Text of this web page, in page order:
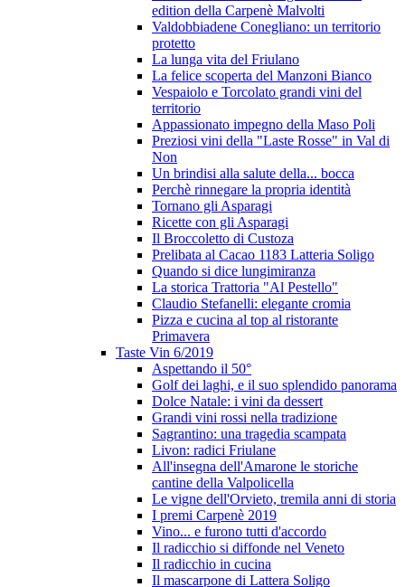
edition della Carpenè Malvolti
Valdobbiadene Conegliano: un territorio
protetto
La lunga vita del Friulano
La felice scoperta del Manzoni Bianco
Vespaiolo e Torcolato grandi vini del
territorio
Appassionato impegno della Maso Poli
Preziosi vini della "Laste Rosse" in Val di
Non
Un brindisi alla salute della... bocca
Perchè rinnegare la propria identità
Tornano gli Asparagi
Ricette con gli Asparagi
Il Broccoletto di Custoza
Prelibata al Cacao 1183 Latteria Soligo
Quando si dice lungimiranza
La storica Trattoria "Al Pestello"
Claudio Stefanelli: elegante cromia
Pizza e cucina al top al ristorante
Primavera
Taste Vin 6/2019
Aspettando il 50°
Golf dei laghi, e il suo splendido panorama
Dolce Natale: i vini da dessert
Grandi vini rossi nella tradizione
Sagrantino: una tragedia scampata
Livon: radici Friulane
All'insegna dell'Amarone le storiche
cantine della Valpolicella
Le vigne dell'Orvieto, tremila anni di storia
I premi Carpenè 2019
Vino... e furono tutti d'accordo
Il radicchio si diffonde nel Veneto
Il radicchio in cucina
Il mascarpone di Lattera Soligo